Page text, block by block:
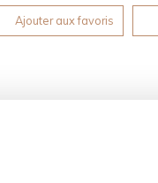
Ajouter aux favoris